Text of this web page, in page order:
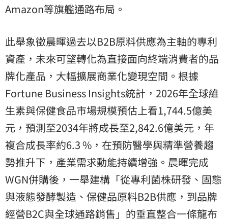
Amazon等旗艦通路布局。
此舉象徵晨暉過去以B2B原料供應為主軸的專利
資產，未來可望轉化為直接面向終端消費者的品
牌化產品，大幅擴展商業化變現空間。根據
Fortune Business Insights統計，2026年全球維
生素與保健食品市場規模預估上看1,744.5億美
元，預測至2034年將成長至2,842.6億美元，年
複合成長率約6.3 %，在預防醫學與精準營養趨
勢推升下，產業需求動能持續增強。晨暉完成
WGN併購後，一舉建構「從專利菌株研發、固態
與液態發酵製造、保健品原料B2B供應，到品牌
經營B2C與全球通路銷售」的垂直整合一條龍布